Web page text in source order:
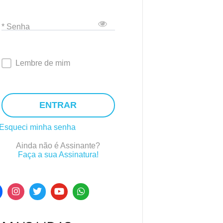
* Senha
Lembre de mim
ENTRAR
Esqueci minha senha
Ainda não é Assinante?
Faça a sua Assinatura!